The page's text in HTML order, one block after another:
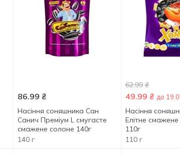
86.99 ₴
Насіння соняшника Сан
Санич Преміум L смугасте
смажене солоне 140г
140 г
62.99 ₴
49.99 ₴ до
Насіння
Елітне
110г
110 г